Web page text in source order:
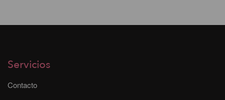
Servicios
Contacto